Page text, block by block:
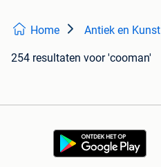
Home Antiek en Kunst
254 resultaten voor 'cooman'